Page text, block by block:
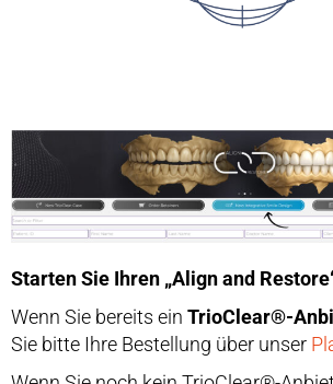
Starten Sie Ihren „Align and
Wenn Sie bereits ein TrioClear®-
Sie bitte Ihre Bestellung über unser